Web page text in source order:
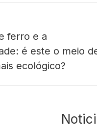
ferro e a
é este o meio
ecológico?